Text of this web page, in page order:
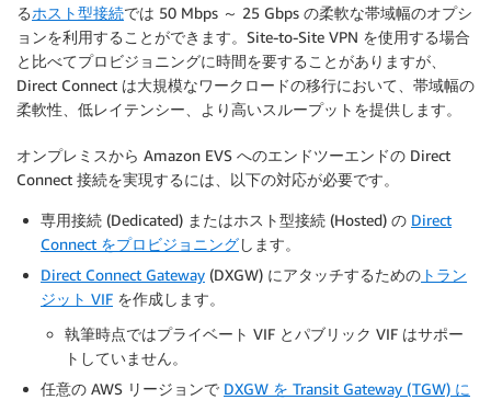
るホスト型接続では 50 Mbps ～ 25 Gbps の柔軟な帯域幅のオプシ
ョンを利用することができます。Site-to-Site VPN を使用する場合
と比べてプロビジョニングに時間を要することがありますが、
Direct Connect は大規模なワークロードの移行において、帯域幅の
柔軟性、低レイテンシー、より高いスループットを提供します。
オンプレミスから Amazon EVS へのエンドツーエンドの Direct
Connect 接続を実現するには、以下の対応が必要です。
専用接続 (Dedicated) またはホスト型接続 (Hosted) の Direct
Connect をプロビジョニングします。
Direct Connect Gateway (DXGW) にアタッチするための トラン
ジット VIF を作成します。
執筆時点ではプライベート VIF とパブリック VIF はサポー
トしていません。
任意の AWS リージョンで DXGW を Transit Gateway (TGW) に